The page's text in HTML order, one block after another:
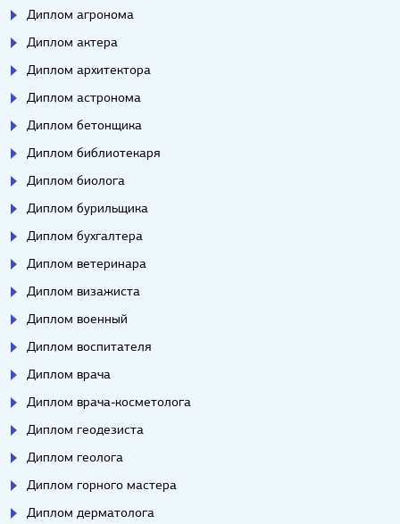
Диплом агронома
Диплом актера
Диплом архитектора
Диплом астронома
Диплом бетонщика
Диплом библиотекаря
Диплом биолога
Диплом бурильщика
Диплом бухгалтера
Диплом ветеринара
Диплом визажиста
Диплом военный
Диплом воспитателя
Диплом врача
Диплом врача-косметолога
Диплом геодезиста
Диплом геолога
Диплом горного мастера
Диплом дерматолога